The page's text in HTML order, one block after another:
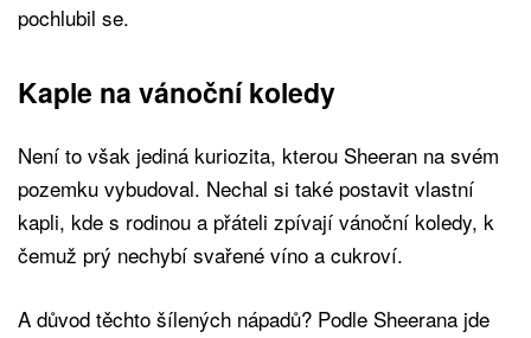
pochlubil se.
Kaple na vánoční koledy
Není to však jediná kuriozita, kterou Sheeran na svém
pozemku vybudoval. Nechal si také postavit vlastní
kapli, kde s rodinou a přáteli zpívají vánoční koledy, k
čemuž prý nechybí svařené víno a cukroví.
A důvod těchto šílených nápadů? Podle Sheerana jde